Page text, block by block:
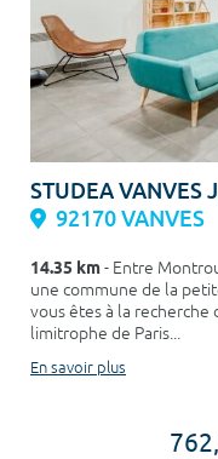
STUDEA VANVES
92170 VANVES
14.35 km- Entre
une commune de la
vous êtes à la recherche
limitrophe de Paris...
En savoir plus